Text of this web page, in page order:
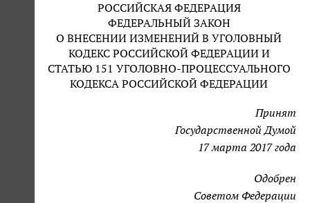
РОССИЙСКАЯ ФЕДЕРАЦИЯ
ФЕДЕРАЛЬНЫЙ ЗАКОН
О ВНЕСЕНИИ ИЗМЕНЕНИЙ В УГОЛОВНЫЙ
КОДЕКС РОССИЙСКОЙ ФЕДЕРАЦИИ И
СТАТЬЮ 151 УГОЛОВНО-ПРОЦЕССУАЛЬНОГО
КОДЕКСА РОССИЙСКОЙ ФЕДЕРАЦИИ
Принят
Государственной Думой
17 марта 2017 года
Одобрен
Советом Федерации